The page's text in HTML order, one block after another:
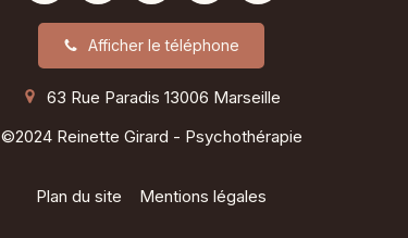
Afficher le téléphone
63 Rue Paradis 13006 Marseille
©2024 Reinette Girard - Psychothérapie
Plan du site Mentions légales